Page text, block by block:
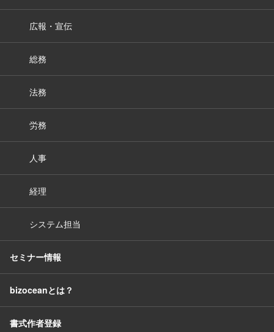
広報・宣伝
総務
法務
労務
人事
経理
システム担当
セミナー情報
bizoceanとは？
書式作者登録